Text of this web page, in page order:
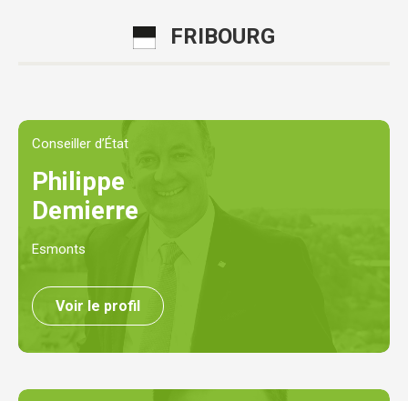
FRIBOURG
Conseiller d’État
Philippe
Demierre
Esmonts
Voir le profil